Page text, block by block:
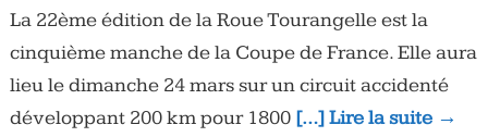
La 22ème édition de la Roue Tourangelle est la
cinquième manche de la Coupe de France. Elle aura
lieu le dimanche 24 mars sur un circuit accidenté
développant 200 km pour 1800 […] Lire la suite →